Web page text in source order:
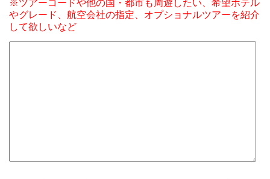
※ツアーコードや他の国・都市も周遊したい、希望ホテル
やグレード、航空会社の指定、オプショナルツアーを紹介
して欲しいなど